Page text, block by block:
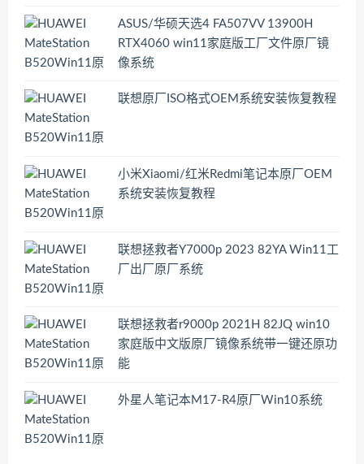
ASUS/华硕天选4 FA507VV 13900H
RTX4060 win11家庭版工厂文件原厂镜
像系统
联想原厂ISO格式OEM系统安装恢复教程
小米Xiaomi/红米Redmi笔记本原厂OEM
系统安装恢复教程
联想拯救者Y7000p 2023 82YA Win11工
厂出厂原厂系统
联想拯救者r9000p 2021H 82JQ win10
家庭版中文版原厂镜像系统带一键还原功
能
外星人笔记本M17-R4原厂Win10系统